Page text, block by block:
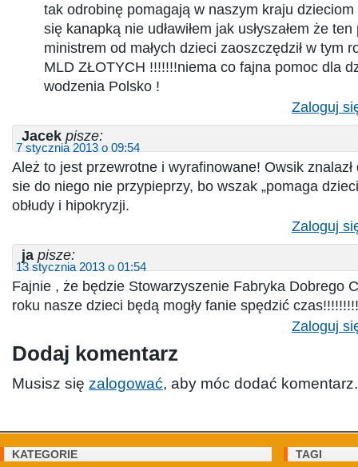
tak odrobinę pomagają w naszym kraju dzieciom
się kanapką nie udławiłem jak usłyszałem że
ministrem od małych dzieci zaoszczędził w tym
MLD ZŁOTYCH !!!!!!!niema co fajna pomoc dla
wodzenia Polsko !
Zaloguj
Jacek pisze:
7 stycznia 2013 o 09:54
Ależ to jest przewrotne i wyrafinowane! Owsik znalazł
sie do niego nie przypieprzy, bo wszak „pomaga
obłudy i hipokryzji.
Zaloguj
ja pisze:
13 stycznia 2013 o 01:54
Fajnie , że będzie Stowarzyszenie Fabryka Dobrego
roku nasze dzieci będą mogły fanie spędzić
Zaloguj
Dodaj komentarz
Musisz się zalogować, aby móc dodać komentarz.
KATEGORIE TAGI